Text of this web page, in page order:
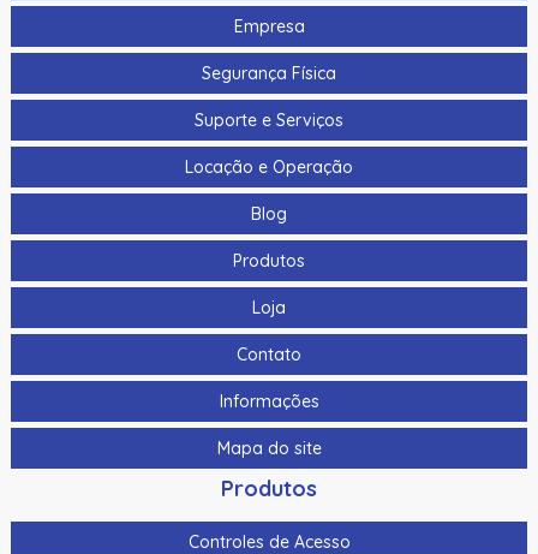
Empresa
Segurança Física
Suporte e Serviços
Locação e Operação
Blog
Produtos
Loja
Contato
Informações
Mapa do site
Produtos
Controles de Acesso